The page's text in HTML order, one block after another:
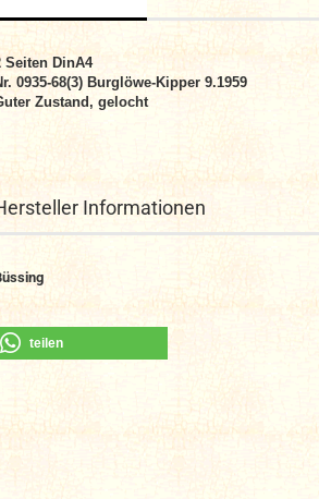
Seiten DinA4
r. 0935-68(3) Burglöwe-Kipper 9.1959
Zustand, gelocht
Informationen
teilen